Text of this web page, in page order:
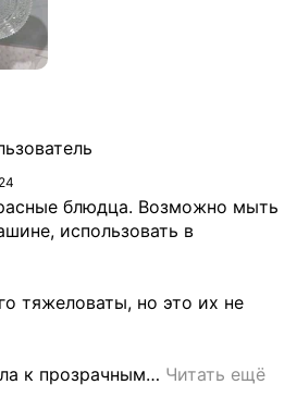
блюдца. Возможно мыть
использовать в
тяжеловаты, но это их не
к прозрачным… Читать ещё